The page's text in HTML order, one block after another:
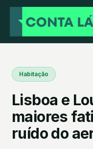
Habitação
Lisboa e
maiores
ruído do